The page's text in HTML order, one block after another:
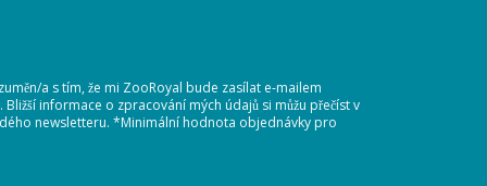
a s tím, že mi ZooRoyal bude zasílat e-mailem
informace o zpracování mých údajů si můžu přečíst v
newsletteru. *Minimální hodnota objednávky pro